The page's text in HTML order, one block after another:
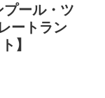
プール・ツ
ートラン
】